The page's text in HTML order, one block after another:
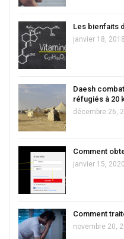
Les bienfaits
janvier 18, 2018
Daesh
réfugiés à 20
décembre 26,
Comment
janvier 15, 2020
Comment
novembre 20,